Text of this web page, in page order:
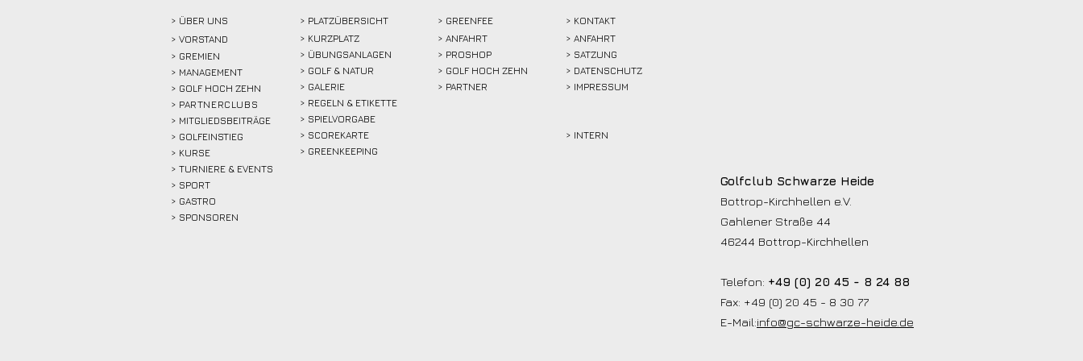
> ÜBER UNS
> VORSTAND
> GREMIEN
> MANAGEMENT
> GOLF HOCH ZEHN
> PARTNERCLUBS
> MITGLIEDSBEITRÄGE
> GOLFEINSTIEG
> KURSE
> TURNIERE & EVENTS
> SPORT
> GASTRO
> SPONSOREN
> PLATZÜBERSICHT
> KURZPLATZ
> ÜBUNGSANLAGEN
> GOLF & NATUR
> GALERIE
> REGELN & ETIKETTE
> SPIELVORGABE
> SCOREKARTE
> GREENKEEPING
> GREENFEE
> ANFAHRT
> PROSHOP
> GOLF HOCH ZEHN
> PARTNER
> KONTAKT
> ANFAHRT
> SATZUNG
> DATENSCHUTZ
> IMPRESSUM
> INTERN
Golfclub Schwarze Heide
Bottrop-Kirchhellen e.V.
Gahlener Straße 44
46244 Bottrop-Kirchhellen
Telefon: +49 (0) 20 45 - 8 24 88
Fax: +49 (0) 20 45 - 8 30 77
E-Mail:info@gc-schwarze-heide.de